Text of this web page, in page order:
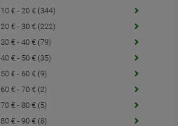
10 € - 20 € (344)
20 € - 30 € (222)
30 € - 40 € (79)
40 € - 50 € (35)
50 € - 60 € (9)
60 € - 70 € (2)
70 € - 80 € (5)
80 € - 90 € (8)